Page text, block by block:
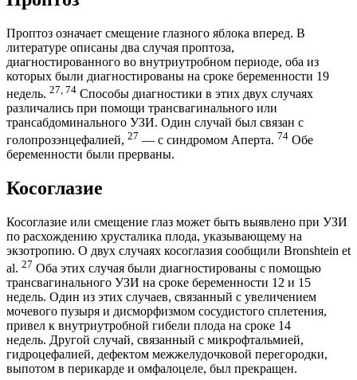
Проптоз означает смещение глазного яблока вперед. В
литературе описаны два случая проптоза,
диагностированного во внутриутробном периоде, оба из
которых были диагностированы на сроке беременности 19
недель. 27, 74 Способы диагностики в этих двух случаях
различались при помощи трансвагинального или
трансабдоминального УЗИ. Один случай был связан с
голопрозэнцефалией, 27 — с синдромом Аперта. 74 Обе
беременности были прерваны.
Косоглазие
Косоглазие или смещение глаз может быть выявлено при УЗИ
по расхождению хрусталика плода, указывающему на
экзотропию. О двух случаях косоглазия сообщили Bronshtein et
al. 27 Оба этих случая были диагностированы с помощью
трансвагинального УЗИ на сроке беременности 12 и 15
недель. Один из этих случаев, связанный с увеличением
мочевого пузыря и дисморфизмом сосудистого сплетения,
привел к внутриутробной гибели плода на сроке 14
недель. Другой случай, связанный с микрофтальмией,
гидроцефалией, дефектом межжелудочковой перегородки,
выпотом в перикарде и омфалоцеле, был прекращен.